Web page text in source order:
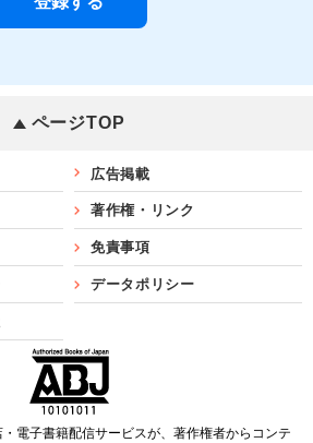
ページTOP
広告掲載
著作権・リンク
免責事項
データポリシー
電子書籍配信サービスが、著作権者からコンテ